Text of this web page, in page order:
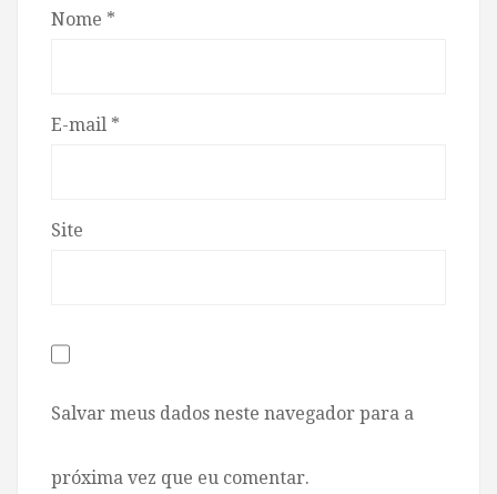
Nome *
E-mail *
Site
Salvar meus dados neste navegador para a
próxima vez que eu comentar.